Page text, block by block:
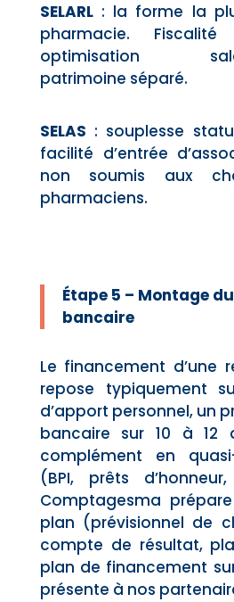
SELARL: la forme la
pharmacie.
optimisation
patrimoine séparé.
SELAS : souplesse
facilité d’entrée
non soumis aux
pharmaciens.
Étape 5 – Montage
bancaire
Le financement d’une
repose typiquement
d’apport personnel, un
bancaire sur 10 à 12
complément en
(BPI, prêts
Comptagesma
plan (prévisionnel de
compte de résultat,
plan de financement
présente à nos